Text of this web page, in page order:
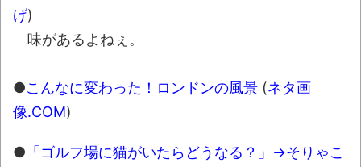
げ)
味があるよねぇ。
●こんなに変わった！ロンドンの風景 (ネタ画
像.COM)
● 「ゴルフ場に猫がいたらどうなる？」→そりゃこ